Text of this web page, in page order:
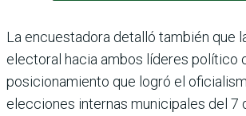
La encuestadora detalló también que
electoral hacia ambos líderes político
posicionamiento que logró el
elecciones internas municipales del 7